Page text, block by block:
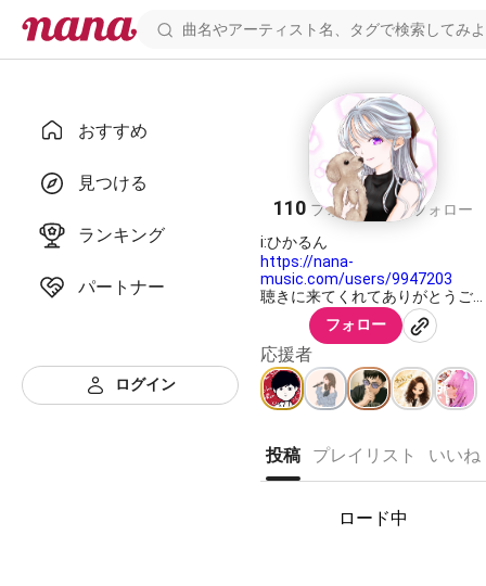
おすすめ
見つける
ランキング
パートナー
ログイン
ゆら☾ ໋꙳
110 フォロワー89 フォロー
https://nana-
music.com/users/9947203
聴きに来てくれてありがとうご
ざいます！
好きなように歌ってるけど
誰かに届いたら嬉しい〜
(｢･ω･)｢ピロロロ～
ありがとうございます！🥳
お友達はいつも募集していま
フォロー
応援者
投稿 プレイリスト いいね
ロード中